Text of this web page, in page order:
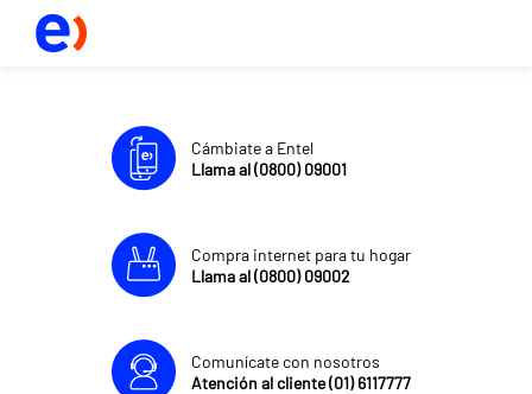
Cámbiate a Entel
Llama al (0800) 09001
Compra internet para tu hogar
Llama al (0800) 09002
Comunícate con nosotros
Atención al cliente (01) 6117777